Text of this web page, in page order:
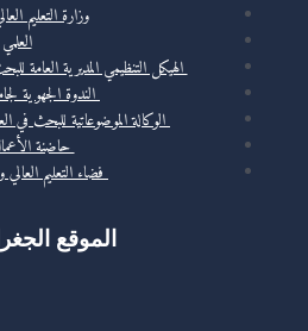
وزارة التعليم
العلمي
الهيكل التنظيمي المديرية العامة
الندوة الجهوية
الوكالة الموضوعاتية للبحث في
حاضنة
فضاء التعليم
الموقع